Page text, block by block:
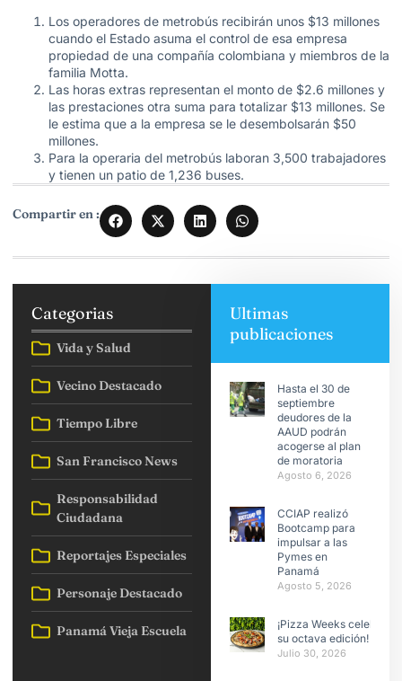
Los operadores de metrobús recibirán unos $13 millones
cuando el Estado asuma el control de esa empresa
propiedad de una compañía colombiana y miembros de la
familia Motta.
Las horas extras representan el monto de $2.6 millones y
las prestaciones otra suma para totalizar $13 millones. Se
le estima que a la empresa se le desembolsarán $50
millones.
Para la operaria del metrobús laboran 3,500 trabajadores
y tienen un patio de 1,236 buses.
Compartir en :
Categorias
Vida y Salud
Vecino Destacado
Tiempo Libre
San Francisco News
Responsabilidad
Ciudadana
Reportajes Especiales
Personaje Destacado
Panamá Vieja Escuela
Ultimas
publicaciones
Hasta el 30 de
septiembre
deudores de la
AAUD podrán
acogerse al plan
de moratoria
Agosto 6, 2026
CCIAP realizó
Bootcamp para
impulsar a las
Pymes en
Panamá
Agosto 5, 2026
¡Pizza Weeks celebra
su octava edición!
Julio 30, 2026